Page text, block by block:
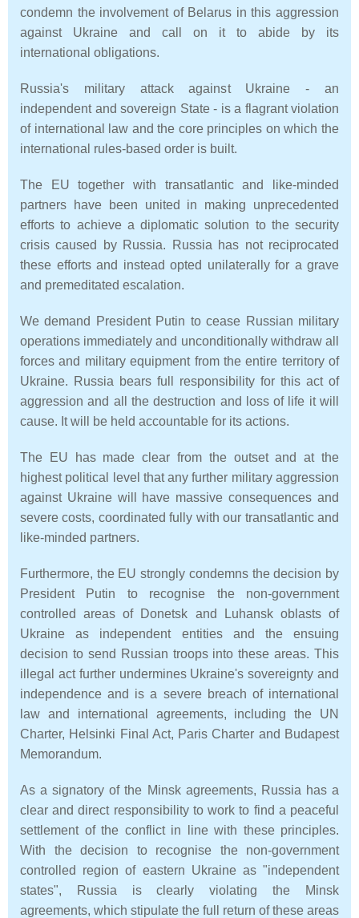
condemn the involvement of Belarus in this aggression
against Ukraine and call on it to abide by its
international obligations.
Russia's military attack against Ukraine - an
independent and sovereign State - is a flagrant violation
of international law and the core principles on which the
international rules-based order is built.
The EU together with transatlantic and like-minded
partners have been united in making unprecedented
efforts to achieve a diplomatic solution to the security
crisis caused by Russia. Russia has not reciprocated
these efforts and instead opted unilaterally for a grave
and premeditated escalation.
We demand President Putin to cease Russian military
operations immediately and unconditionally withdraw all
forces and military equipment from the entire territory of
Ukraine. Russia bears full responsibility for this act of
aggression and all the destruction and loss of life it will
cause. It will be held accountable for its actions.
The EU has made clear from the outset and at the
highest political level that any further military aggression
against Ukraine will have massive consequences and
severe costs, coordinated fully with our transatlantic and
like-minded partners.
Furthermore, the EU strongly condemns the decision by
President Putin to recognise the non-government
controlled areas of Donetsk and Luhansk oblasts of
Ukraine as independent entities and the ensuing
decision to send Russian troops into these areas. This
illegal act further undermines Ukraine's sovereignty and
independence and is a severe breach of international
law and international agreements, including the UN
Charter, Helsinki Final Act, Paris Charter and Budapest
Memorandum.
As a signatory of the Minsk agreements, Russia has a
clear and direct responsibility to work to find a peaceful
settlement of the conflict in line with these principles.
With the decision to recognise the non-government
controlled region of eastern Ukraine as "independent
states", Russia is clearly violating the Minsk
agreements, which stipulate the full return of these areas